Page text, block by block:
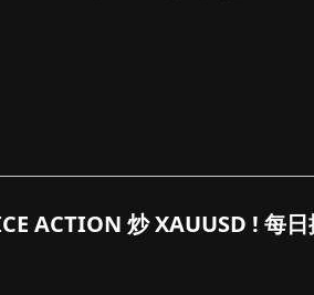
ACTION 炒 XAUUSD ! 每日